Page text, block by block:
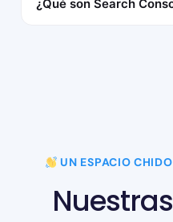
¿Qué son Search
UN ESPACIO
Nuestras